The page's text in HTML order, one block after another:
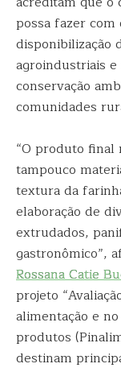
possa fazer com
disponibilização
agroindustriais
conservação
comunidades
“O produto final
tampouco
textura da
elaboração de
extrudados,
gastronômico”,
Rossana Catie
projeto
alimentação e
produtos
destinam